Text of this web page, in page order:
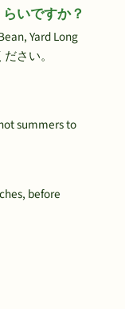
いですか？
Yard Long
さい。
summers to
before